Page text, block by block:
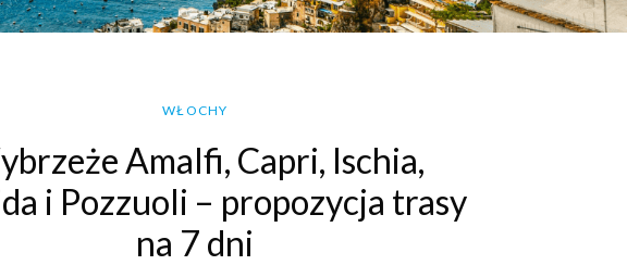
WŁOCHY
Amalfi, Capri, Ischia,
i Pozzuoli – propozycja trasy
na 7 dni